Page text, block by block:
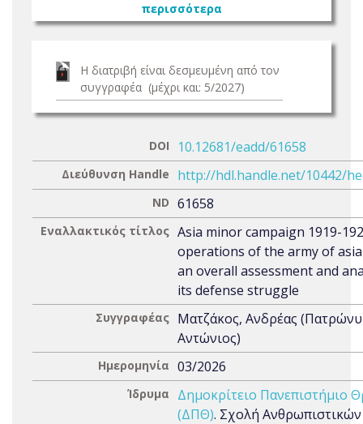
περισσότερα
Η διατριβή είναι δεσμευμένη από τον
συγγραφέα (μέχρι και: 5/2027)
DOI 10.12681/eadd/61658
Διεύθυνση Handle http://hdl.handle.net/10442/
ND 61658
Εναλλακτικός τίτλος Asia minor campaign 1919-
operations of the army of
an overall assessment and
its defense struggle
Συγγραφέας Ματζάκος, Ανδρέας
Αντώνιος)
Ημερομηνία 03/2026
Ίδρυμα
Δημοκρίτειο Πανεπιστήμιο
(ΔΠΘ). Σχολή Ανθρωπιστικών